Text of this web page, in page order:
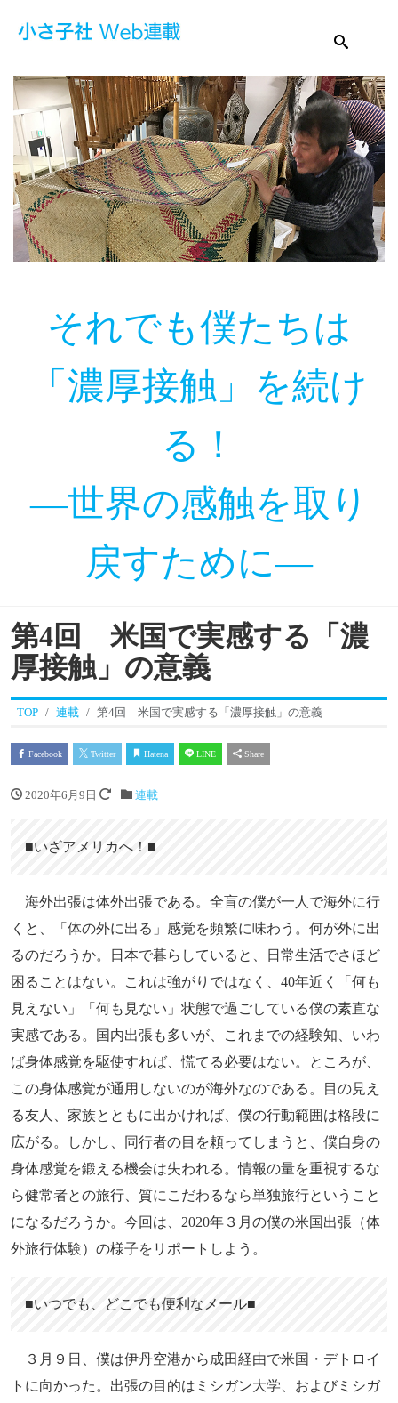
それでも僕たちは
「濃厚接触」を続け
る！
―世界の感触を取り
戻すために―
第4回 米国で実感する「濃
厚接触」の意義
TOP 連載 第4回 米国で実感する「濃厚接触」の意義
Facebook Twitter Hatena LINE Share
2020年6月9日 連載
■いざアメリカへ！■
海外出張は体外出張である。全盲の僕が一人で海外に行
くと、「体の外に出る」感覚を頻繁に味わう。何が外に出
るのだろうか。日本で暮らしていると、日常生活でさほど
困ることはない。これは強がりではなく、40年近く「何も
見えない」「何も見ない」状態で過ごしている僕の素直な
実感である。国内出張も多いが、これまでの経験知、いわ
ば身体感覚を駆使すれば、慌てる必要はない。ところが、
この身体感覚が通用しないのが海外なのである。目の見え
る友人、家族とともに出かければ、僕の行動範囲は格段に
広がる。しかし、同行者の目を頼ってしまうと、僕自身の
身体感覚を鍛える機会は失われる。情報の量を重視するな
ら健常者との旅行、質にこだわるなら単独旅行ということ
になるだろうか。今回は、2020年３月の僕の米国出張（体
外旅行体験）の様子をリポートしよう。
■いつでも、どこでも便利なメール■
３月９日、僕は伊丹空港から成田経由で米国・デトロイ
トに向かった。出張の目的はミシガン大学、およびミシガ